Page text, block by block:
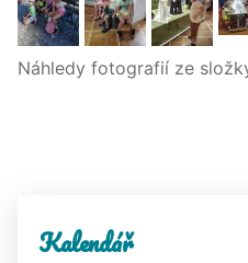
Náhledy fotografií ze
Kalendář